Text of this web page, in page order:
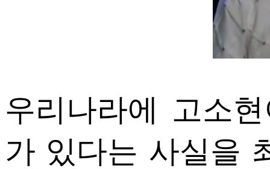
우리나라에 고소
가 있다는 사실을